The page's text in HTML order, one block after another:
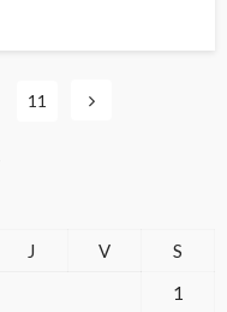
11
J V
S
1